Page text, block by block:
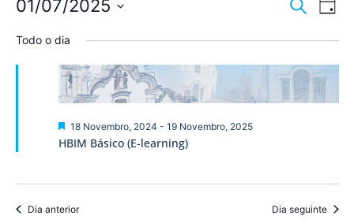
de
e
Pesquisar
de
Dia
01/07/2025
a
Todo o dia
HBIM Básico (E-learning)
Destaque
18 Novembro, 2024 - 19 Novembro, 2025
Dia anterior Dia seguinte